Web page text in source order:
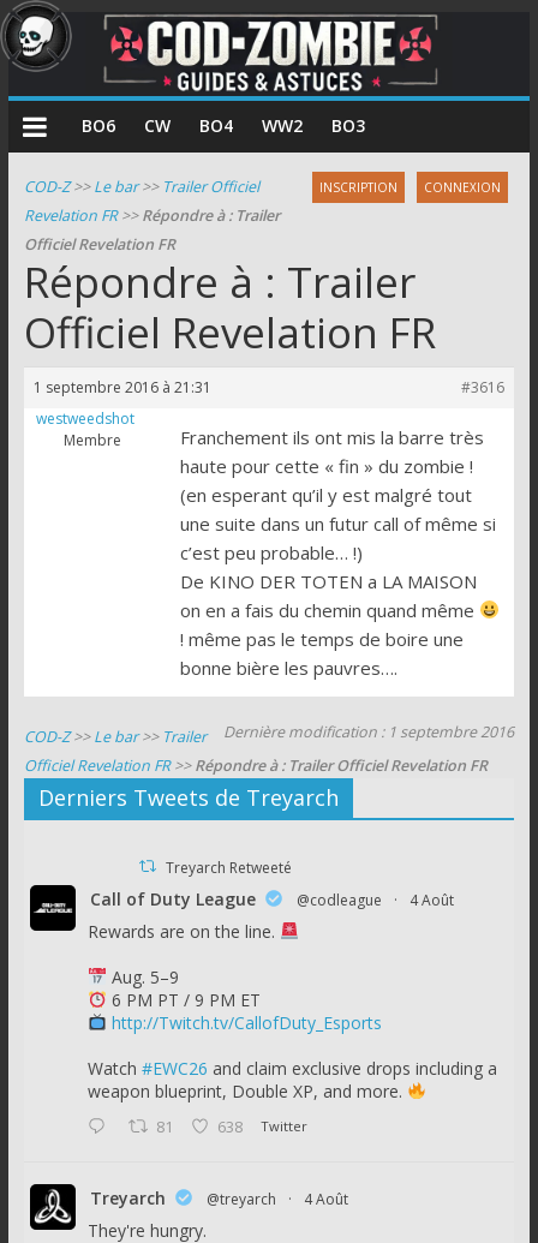
COD
Zombie
Guides
et
astuces
pour
le
zombie
de
BO6 CW BO4 WW2 BO3
INSCRIPTION CONNEXION
COD-Z>>Le bar>> Trailer Officiel
Revelation FR>>Répondre à : Trailer
Officiel Revelation FR
Répondre à : Trailer
Officiel Revelation FR
1 septembre 2016 à 21:31
#3616
westweedshot
Membre
Franchement ils ont mis la barre très
haute pour cette « fin » du zombie !
(en esperant qu’il y est malgré tout
une suite dans un futur call of même si
c’est peu probable… !)
De KINO DER TOTEN a LA MAISON
on en a fais du chemin quand même
! même pas le temps de boire une
bonne bière les pauvres….
Dernière modification : 1 septembre 2016
COD-Z>>Le bar>> Trailer
Officiel Revelation FR>>Répondre à : Trailer Officiel Revelation FR
Derniers Tweets de Treyarch
Treyarch Retweeté
Call of Duty League @codleague · 4 Août
Rewards are on the line.
Aug. 5–9
6 PM PT / 9 PM ET
http://Twitch.tv/CallofDuty_Esports
Watch #EWC26 and claim exclusive drops including a
weapon blueprint, Double XP, and more.
81 638 Twitter
Treyarch @treyarch · 4 Août
They're hungry.